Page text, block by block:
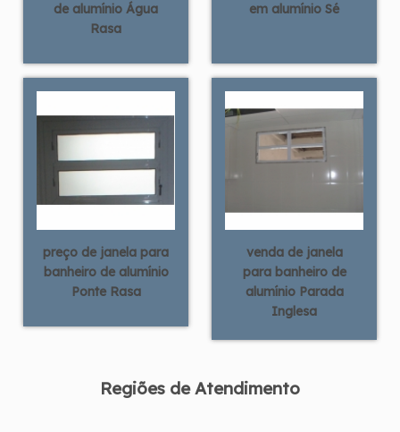
de alumínio Água
Rasa
em alumínio Sé
preço de janela para
banheiro de alumínio
Ponte Rasa
venda de janela
para banheiro de
alumínio Parada
Inglesa
Regiões de Atendimento